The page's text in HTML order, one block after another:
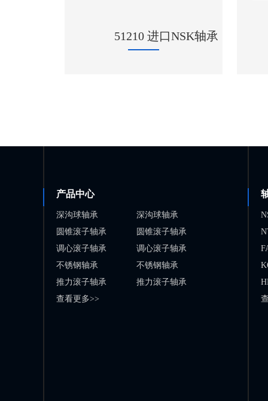
29420轴承
产品中心
深沟球轴承
圆锥滚子轴承
调心滚子轴承
不锈钢轴承
推力滚子轴承
查看更多>>
深沟球轴承
圆锥滚子轴承
调心滚子轴承
不锈钢轴承
推力滚子轴承